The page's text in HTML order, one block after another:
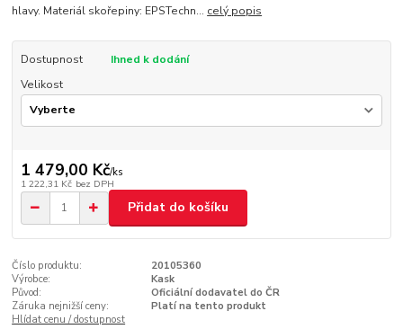
hlavy. Materiál skořepiny: EPSTechn... celý popis
Dostupnost
Ihned k dodání
Velikost
1 479,00 Kč/ks
1 222,31 Kč bez DPH
Přidat do košíku
Číslo produktu:
20105360
Výrobce:
Kask
Původ:
Oficiální dodavatel do ČR
Záruka nejnižší ceny:
Platí na tento produkt
Hlídat cenu / dostupnost